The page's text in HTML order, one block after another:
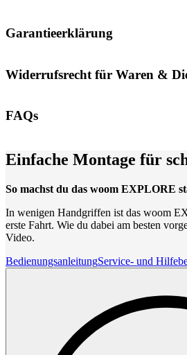
Garantieerklärung
Widerrufsrecht für Waren &
FAQs
Einfache Montage für
So machst du das woom EXPLORE
In wenigen Handgriffen ist das woom
erste Fahrt. Wie du dabei am besten
Video.
BedienungsanleitungService- und